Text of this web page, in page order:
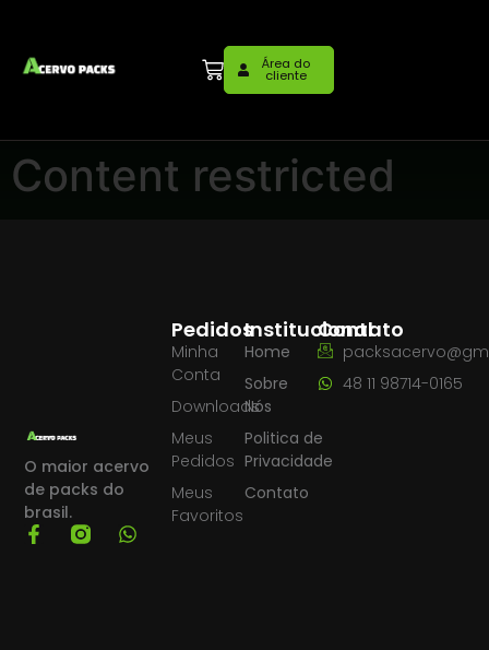
Área do
cliente
Content restricted
O maior acervo
de packs do
brasil.
Institucional
Home
Sobre
Nós
Politica de
Privacidade
Contato
Pedidos
Minha
Conta
Downloads
Meus
Pedidos
Meus
Favoritos
Contato
48 11 98714-0165